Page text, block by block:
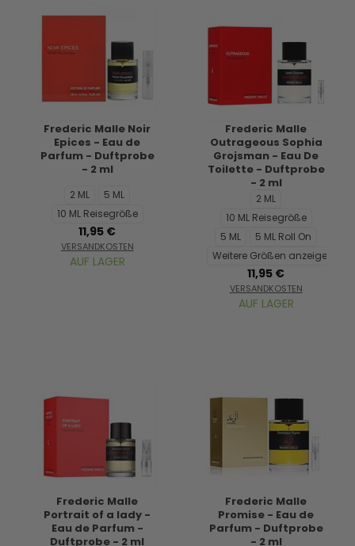
Frederic Malle Noir
Epices - Eau de
Parfum - Duftprobe
- 2 ml
2 ML
5 ML
10 ML Reisegröße
11,95 €
VERSANDKOSTEN
AUF LAGER
Frederic Malle
Outrageous Sophia
Grojsman - Eau De
Toilette - Duftprobe
- 2 ml
2 ML
10 ML Reisegröße
5 ML
5 ML Roll On
Weitere Größen anzeigen...
11,95 €
VERSANDKOSTEN
AUF LAGER
Frederic Malle
Portrait of a lady -
Eau de Parfum -
Duftprobe - 2 ml
Frederic Malle
Promise - Eau de
Parfum - Duftprobe
- 2 ml